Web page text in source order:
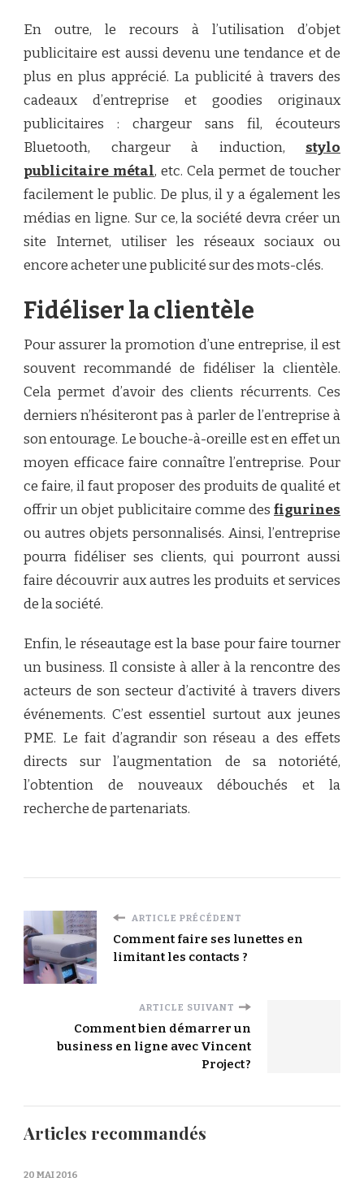
En outre, le recours à l’utilisation d’objet
publicitaire est aussi devenu une tendance et de
plus en plus apprécié. La publicité à travers des
cadeaux d’entreprise et goodies originaux
publicitaires : chargeur sans fil, écouteurs
Bluetooth, chargeur à induction, stylo
publicitaire métal, etc. Cela permet de toucher
facilement le public. De plus, il y a également les
médias en ligne. Sur ce, la société devra créer un
site Internet, utiliser les réseaux sociaux ou
encore acheter une publicité sur des mots-clés.
Fidéliser la clientèle
Pour assurer la promotion d’une entreprise, il est
souvent recommandé de fidéliser la clientèle.
Cela permet d’avoir des clients récurrents. Ces
derniers n’hésiteront pas à parler de l’entreprise à
son entourage. Le bouche-à-oreille est en effet un
moyen efficace faire connaître l’entreprise. Pour
ce faire, il faut proposer des produits de qualité et
offrir un objet publicitaire comme des figurines
ou autres objets personnalisés. Ainsi, l’entreprise
pourra fidéliser ses clients, qui pourront aussi
faire découvrir aux autres les produits et services
de la société.
Enfin, le réseautage est la base pour faire tourner
un business. Il consiste à aller à la rencontre des
acteurs de son secteur d’activité à travers divers
événements. C’est essentiel surtout aux jeunes
PME. Le fait d’agrandir son réseau a des effets
directs sur l’augmentation de sa notoriété,
l’obtention de nouveaux débouchés et la
recherche de partenariats.
ARTICLE PRÉCÉDENT
Comment faire ses lunettes en
limitant les contacts ?
ARTICLE SUIVANT
Comment bien démarrer un
business en ligne avec Vincent
Project ?
Articles recommandés
20 MAI 2016